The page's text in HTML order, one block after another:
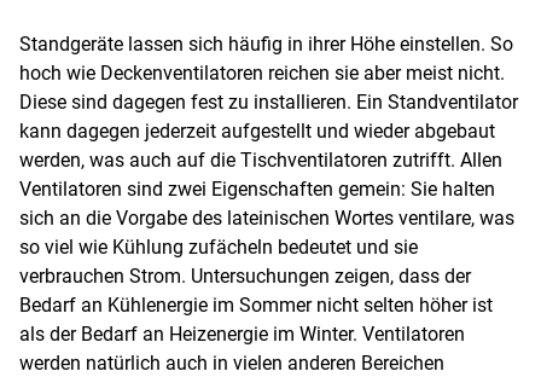
Standgeräte lassen sich häufig in ihrer Höhe einstellen. So
hoch wie Deckenventilatoren reichen sie aber meist nicht.
Diese sind dagegen fest zu installieren. Ein Standventilator
kann dagegen jederzeit aufgestellt und wieder abgebaut
werden, was auch auf die Tischventilatoren zutrifft. Allen
Ventilatoren sind zwei Eigenschaften gemein: Sie halten
sich an die Vorgabe des lateinischen Wortes ventilare, was
so viel wie Kühlung zufächeln bedeutet und sie
verbrauchen Strom. Untersuchungen zeigen, dass der
Bedarf an Kühlenergie im Sommer nicht selten höher ist
als der Bedarf an Heizenergie im Winter. Ventilatoren
werden natürlich auch in vielen anderen Bereichen